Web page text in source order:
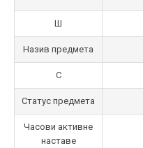
Ш
Назив предмета
С
Статус предмета
Часови активне
наставе